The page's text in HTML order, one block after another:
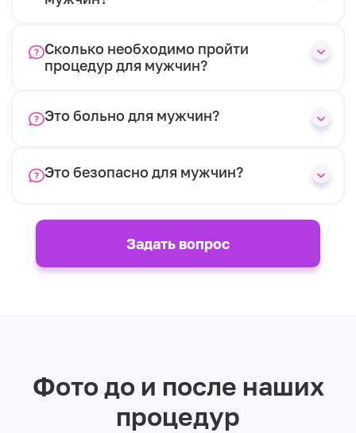
Сколько необходимо пройти
процедур для мужчин?
Это больно для мужчин?
Это безопасно для мужчин?
Задать вопрос
Фото до и после наших
процедур